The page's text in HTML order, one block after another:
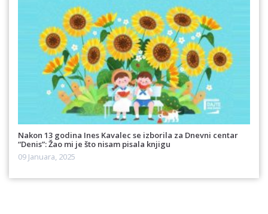
Nakon 13 godina Ines Kavalec se izborila za Dnevni centar
“Denis”: Žao mi je što nisam pisala knjigu
09 Januara, 2025